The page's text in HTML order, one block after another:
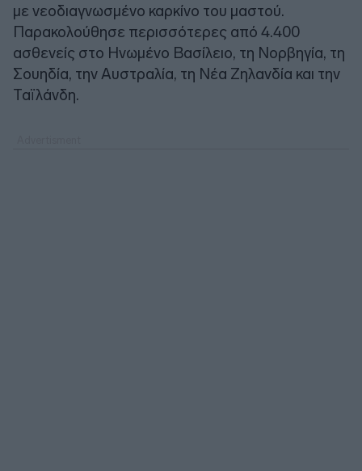
με νεοδιαγνωσμένο καρκίνο του μαστού.
Παρακολούθησε περισσότερες από 4.400
ασθενείς στο Ηνωμένο Βασίλειο, τη Νορβηγία, τη
Σουηδία, την Αυστραλία, τη Νέα Ζηλανδία και την
Ταϊλάνδη.